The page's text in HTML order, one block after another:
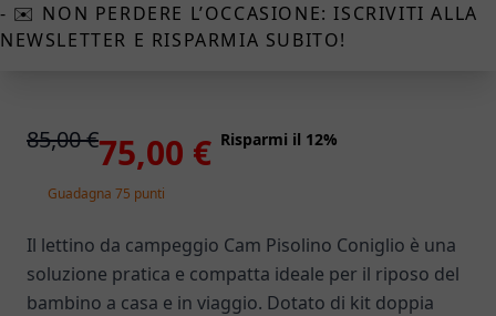
- ✉️ NON PERDERE L’OCCASIONE: ISCRIVITI ALLA
NEWSLETTER E RISPARMIA SUBITO!
85,00 €75,00 € Risparmi il 12%
Guadagna 75 punti
Il lettino da campeggio Cam Pisolino Coniglio è una
soluzione pratica e compatta ideale per il riposo del
bambino a casa e in viaggio. Dotato di kit doppia